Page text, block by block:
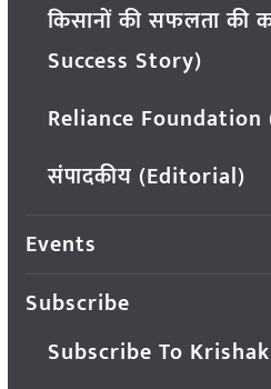
किसानों की सफलता की
Success Story)
Reliance Foundation
संपादकीय (Editorial)
Events
Subscribe
Subscribe To